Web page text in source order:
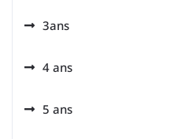
3ans
4 ans
5 ans